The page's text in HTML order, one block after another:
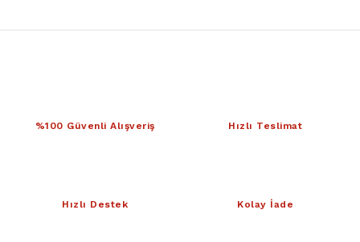
%100 Güvenli Alışveriş Hızlı Teslimat
Hızlı Destek Kolay İade